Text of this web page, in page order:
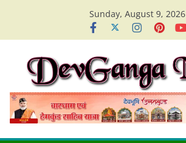
content
Sunday, August 9, 2026